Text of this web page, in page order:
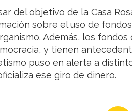
del objetivo de la Casa
sobre el uso de
Además, los fondos
y tienen
puso en alerta a
ese giro de dinero.